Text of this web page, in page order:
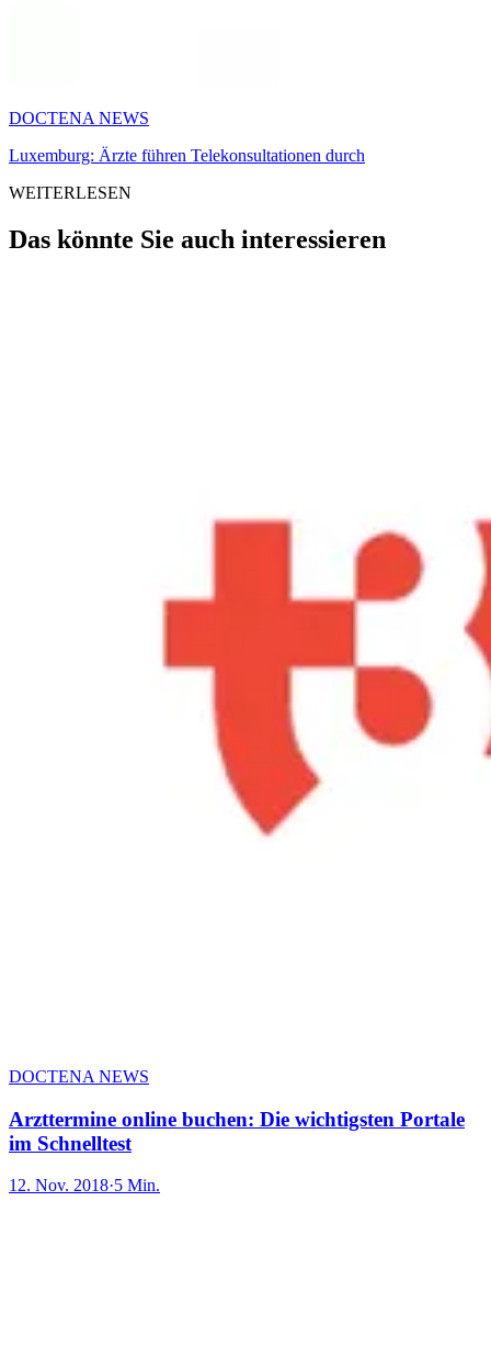
DOCTENA NEWS
Luxemburg: Ärzte führen Telekonsultationen durch
WEITERLESEN
Das könnte Sie auch interessieren
DOCTENA NEWS
Arzttermine online buchen: Die wichtigsten Portale
im Schnelltest
12. Nov. 2018·5 Min.